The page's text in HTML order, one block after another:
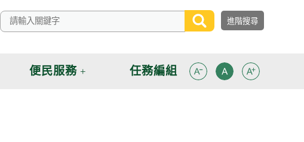
便民服務 任務編組